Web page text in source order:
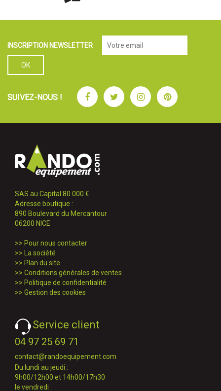
INSCRIPTION NEWSLETTER
SUIVEZ-NOUS ! FacebookTwitterInstagramPinterest
SAS au Capital 80 000 €
Adresse boutique :
890 Boulevard du Mercantour
06200 NICE
>> Pour nous contacter
>>
La société
>> Plan du site
>> Conditions générales de ventes
>> Politique de confidentialité
>> Gestion des cookies
Service client
04 97 25 69 71
contact@randoequipement.com
Du lundi au jeudi :
9h00/12h00 et 14h00/17h30
le vendredi :